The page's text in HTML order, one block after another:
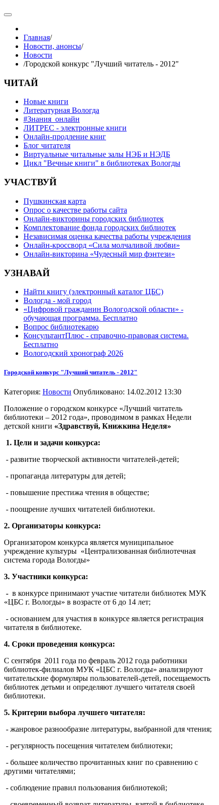
Главная/
Новости, анонсы/
Новости
/Городской конкурс "Лучший читатель - 2012"
ЧИТАЙ
Новые книги
Литературная Вологда
#Знания_онлайн
ЛИТРЕС - электронные книги
Онлайн-продление книг
Блог читателя
Виртуальные читальные залы НЭБ и НЭДБ
Цикл "Вечные книги" в библиотеках Вологды
УЧАСТВУЙ
Пушкинская карта
Опрос о качестве работы сайта
Онлайн-викторины городских библиотек
Комплектование фонда городских библиотек
Независимая оценка качества работы учреждения
Онлайн-кроссворд «Сила молчаливой любви»
Онлайн-викторина «Чудесный мир фэнтези»
УЗНАВАЙ
Найти книгу (электронный каталог ЦБС)
Вологда - мой город
«Цифровой гражданин Вологодской области» -
обучающая программа. Бесплатно
Вопрос библиотекарю
КонсультантПлюс - справочно-правовая система.
Бесплатно
Вологодский хронограф 2026
Городской конкурс "Лучший читатель - 2012"
Категория: Новости Опубликовано: 14.02.2012 13:30
Положение о городском конкурсе «Лучший читатель
библиотеки – 2012 года», проводимом в рамках Недели
детской книги «Здравствуй, Книжкина Неделя»
1. Цели и задачи конкурса:
- развитие творческой активности читателей-детей;
- пропаганда литературы для детей;
- повышение престижа чтения в обществе;
- поощрение лучших читателей библиотеки.
2. Организаторы конкурса:
Организатором конкурса является муниципальное
учреждение культуры «Централизованная библиотечная
система города Вологды»
3. Участники конкурса:
- в конкурсе принимают участие читатели библиотек МУК
«ЦБС г. Вологды» в возрасте от 6 до 14 лет;
- основанием для участия в конкурсе является регистрация
читателя в библиотеке.
4. Сроки проведения конкурса:
С сентября 2011 года по февраль 2012 года работники
библиотек-филиалов МУК «ЦБС г. Вологды» анализируют
читательские формуляры пользователей-детей, посещаемость
библиотек детьми и определяют лучшего читателя своей
библиотеки.
5. Критерии выбора лучшего читателя:
- жанровое разнообразие литературы, выбранной для чтения;
- регулярность посещения читателем библиотеки;
- большее количество прочитанных книг по сравнению с
другими читателями;
- соблюдение правил пользования библиотекой;